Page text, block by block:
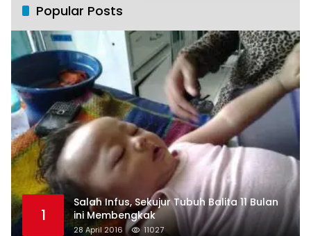
Popular Posts
1
Salah Infus, Sekujur Tubuh Balita 11 Bulan
ini Membengkak
28 April 2016 11027